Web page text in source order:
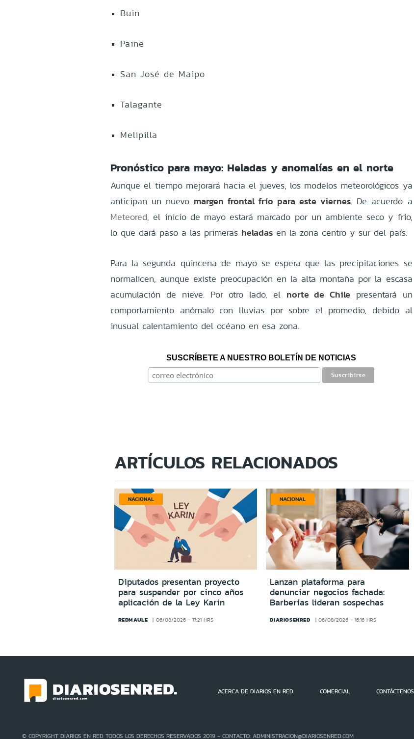
Buin
Paine
San José de Maipo
Talagante
Melipilla
Pronóstico para mayo: Heladas y anomalías en el norte
Aunque el tiempo mejorará hacia el jueves, los modelos meteorológicos ya
anticipan un nuevo margen frontal frío para este viernes. De acuerdo a
Meteored, el inicio de mayo estará marcado por un ambiente seco y frío,
lo que dará paso a las primeras heladas en la zona centro y sur del país.
Para la segunda quincena de mayo se espera que las precipitaciones se
normalicen, aunque existe preocupación en la alta montaña por la escasa
acumulación de nieve. Por otro lado, el norte de Chile presentará un
comportamiento anómalo con lluvias por sobre el promedio, debido al
inusual calentamiento del océano en esa zona.
SUSCRÍBETE A NUESTRO BOLETÍN DE NOTICIAS
ARTÍCULOS RELACIONADOS
NACIONAL
Diputados presentan proyecto
para suspender por cinco años
aplicación de la Ley Karin
REDMAULE 06/08/2026 - 17:21 HRS
NACIONAL
Lanzan plataforma para
denunciar negocios fachada:
Barberías lideran sospechas
DIARIOSENRED 06/08/2026 - 16:16 HRS
ACERCA DE DIARIOS EN RED COMERCIAL CONTÁCTENOS
© COPYRIGHT DIARIOS EN RED TODOS LOS DERECHOS RESERVADOS 2019 - CONTACTO: ADMINISTRACION@DIARIOSENRED.COM